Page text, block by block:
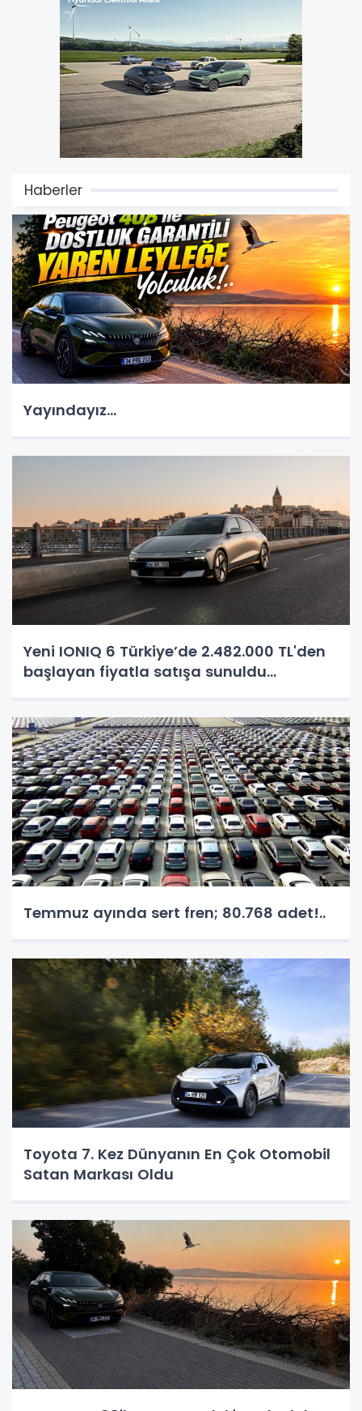
Haberler
Yayındayız...
Yeni IONIQ 6 Türkiye’de 2.482.000 TL'den
başlayan fiyatla satışa sunuldu...
Temmuz ayında sert fren; 80.768 adet!..
Toyota 7. Kez Dünyanın En Çok Otomobil
Satan Markası Oldu